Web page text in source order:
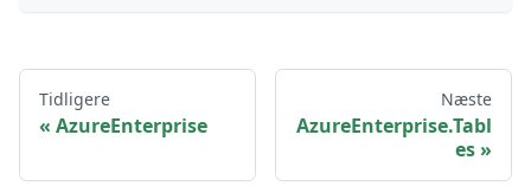
Tidligere
AzureEnterprise
Næste
AzureEnterprise.Tabl
es